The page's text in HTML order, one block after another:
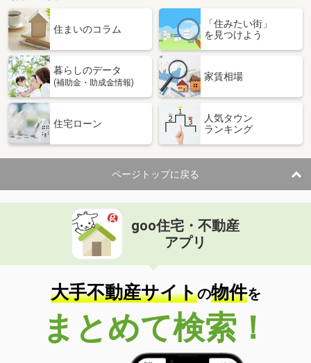
価 格
4.90万円
宮崎県宮崎市下北方町塚原
専有面積 23.18m²
間取り
宮崎県宮崎市吉村町
住 所
宮崎県宮崎市吉村町
専有面積 50.96m²
間取り
1LDK
宮崎県宮崎市中津瀬町
価 格
住 所
宮崎県宮崎市中津瀬町
専有面積 19.87m²
間取り
1K
宮崎県延岡市野田３
価 格
4.70万円
宮崎県延岡市野田３
住まいのコラム
「住みたい街」
を見つけよう
暮らしのデータ
(補助金・助成金情報)
家賃相場
住宅ローン
人気タウン
ランキング
ページトップに戻る
goo住宅・不動産
アプリ
大手不動産サイトの物件を
まとめて検索！